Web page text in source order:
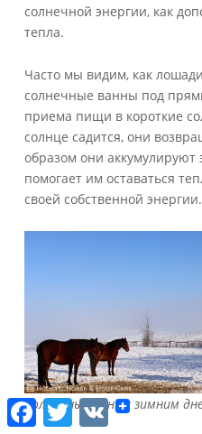
солнечной энергии, как
тепла.
Часто мы видим, как
солнечные ванны под
приема пищи в короткие
солнце садится, они
образом они аккумулируют
помогает им оставаться
своей собственной энергии.
Солнечные ванны зимним
F
T
V